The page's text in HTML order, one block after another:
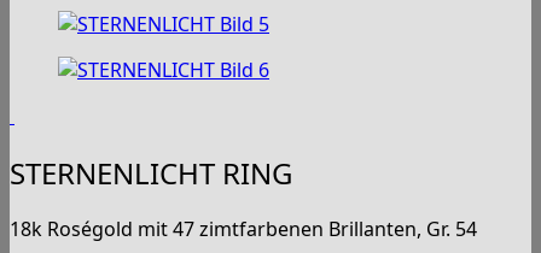
STERNENLICHT RING
18k Roségold mit 47 zimtfarbenen Brillanten, Gr. 54